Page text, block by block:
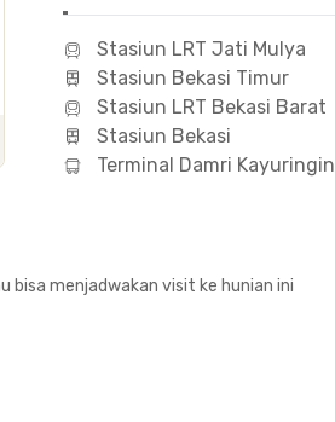
Stasiun LRT Jati Mulya
Stasiun Bekasi Timur
Stasiun LRT Bekasi Barat
Stasiun Bekasi
Terminal Damri Kayuringin
bisa menjadwakan visit ke hunian ini